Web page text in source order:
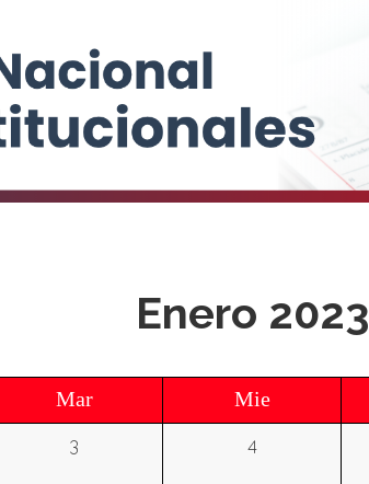
Enero 2023
Mar Mie
3 4